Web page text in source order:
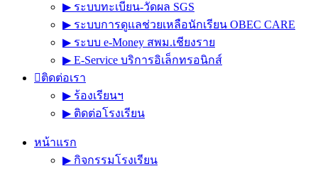
▶︎ ระบบทะเบียน-วัดผล SGS
▶︎ ระบบการดูแลช่วยเหลือนักเรียน OBEC CARE
▶︎ ระบบ e-Money สพม.เชียงราย
▶︎ E-Service บริการอิเล็กทรอนิกส์
ติดต่อเรา
▶︎ ร้องเรียนฯ
▶︎ ติดต่อโรงเรียน
หน้าแรก
▶︎ กิจกรรมโรงเรียน